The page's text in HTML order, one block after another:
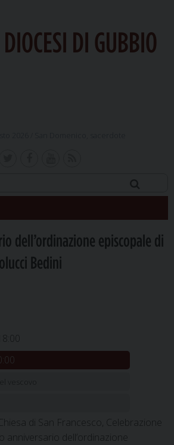
DIOCESI DI GUBBIO
dell’ordinazione episcopale di
Bedini
di San Francesco, Celebrazione
dell’ordinazione